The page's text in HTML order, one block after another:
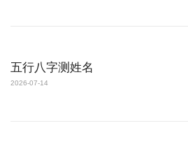
五行八字测姓名
2026-07-14